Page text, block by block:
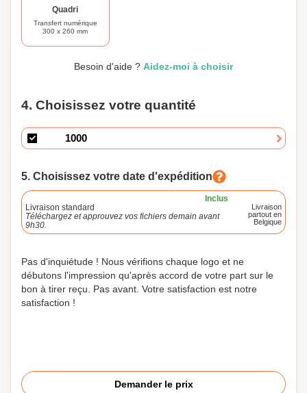
Quadri
Transfert numérique
300 x 260 mm
Besoin d'aide ? Aidez-moi à choisir
4. Choisissez votre quantité
5. Choisissez votre date d'expédition
Inclus
Livraison standard
Téléchargez et approuvez vos fichiers demain avant
9h30.
Livraison
partout en
Belgique
Pas d'inquiétude ! Nous vérifions chaque logo et ne
débutons l'impression qu'après accord de votre part sur le
bon à tirer reçu. Pas avant. Votre satisfaction est notre
satisfaction !
Demander le prix